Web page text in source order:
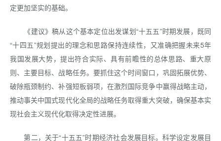
定更加坚实的基础。
《建议》稿从这个基本定位出发谋划“十五五”时期发展，既同
“十四五”规划提出的理念和思路保持连续性，又准确把握未来5年
我国发展大势，提出符合实际、具有前瞻性的总体思路、重大原
则、主要目标、战略任务。要抓住这个时间窗口，巩固拓展优势、
破除瓶颈制约、补强短板弱项，在激烈国际竞争中赢得战略主动，
推动事关中国式现代化全局的战略任务取得重大突破，确保基本实
现社会主义现代化取得决定性进展。
第二，关于“十五五”时期经济社会发展目标。科学设定发展目